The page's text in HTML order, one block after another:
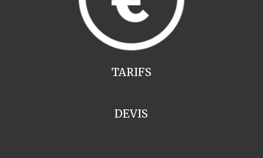
TARIFS
DEVIS